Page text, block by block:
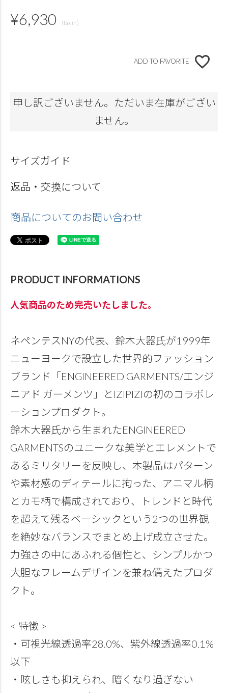
¥6,930
ADD TO FAVORITE
申し訳ございません。ただいま在庫がござい
ません。
サイズガイド
返品・交換について
商品についてのお問い合わせ
PRODUCT INFORMATIONS
人気商品のため完売いたしました。
ネペンテスNYの代表、鈴木大器氏が1999年
ニューヨークで設立した世界的ファッション
ブランド「ENGINEERED GARMENTS/エンジ
ニアド ガーメンツ」とIZIPIZIの初のコラボレ
ーションプロダクト。
鈴木大器氏から生まれたENGINEERED
GARMENTSのユニークな美学とエレメントで
あるミリタリーを反映し、本製品はパターン
や素材感のディテールに拘った、アニマル柄
とカモ柄で構成されており、トレンドと時代
を超えて残るベーシックという2つの世界観
を絶妙なバランスでまとめ上げ成立させた。
力強さの中にあふれる個性と、シンプルかつ
大胆なフレームデザインを兼ね備えたプロダ
クト。
< 特徴 >
・可視光線透過率28.0%、紫外線透過率0.1%
以下
・眩しさも抑えられ、暗くなり過ぎない